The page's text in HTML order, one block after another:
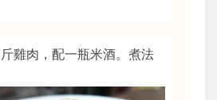
雞肉，配一瓶米酒。煮法